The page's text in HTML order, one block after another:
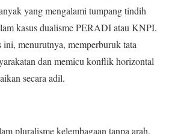
yang mengalami tumpang tindih
kasus dualisme PERADI atau KNPI.
menurutnya, memperburuk tata
dan memicu konflik horizontal
secara adil.
pluralisme kelembagaan tanpa arah.